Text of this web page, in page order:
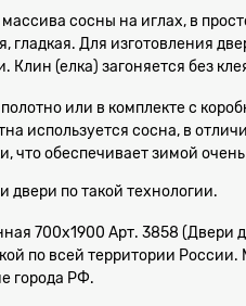
сосны на иглах, в
гладкая. Для изготовления
Клин (елка) загоняется без
или в комплекте с
используется сосна, в
что обеспечивает зимой
двери по такой технологии.
700х1900 Арт. 3858 (Двери
по всей территории
города РФ.